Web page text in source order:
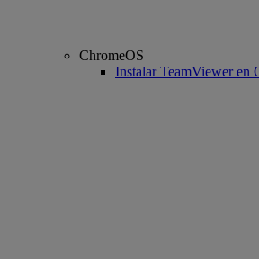
ChromeOS
Instalar TeamViewer en